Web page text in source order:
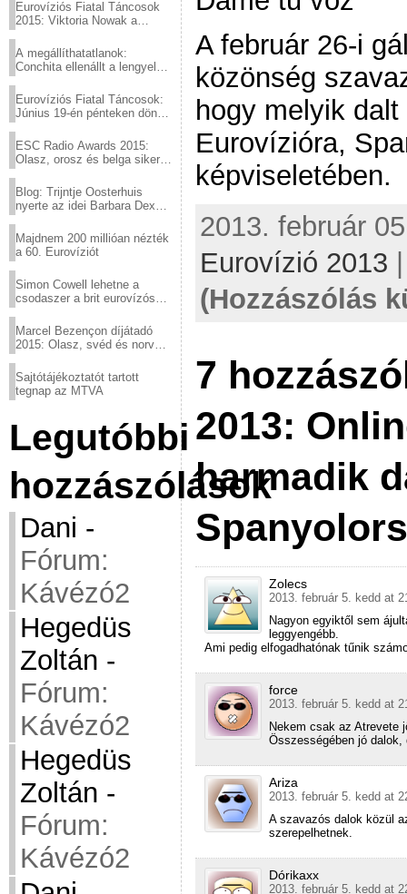
Eurovíziós Fiatal Táncosok
2015: Viktoria Nowak a
A megállíthatatlanok:
Conchita ellenállt a lengyel
Eurovíziós Fiatal Táncosok:
Június 19-én pénteken döntő
ESC Radio Awards 2015:
Olasz, orosz és belga siker,
Blog: Trijntje Oosterhuis
nyerte az idei Barbara Dex
Majdnem 200 millióan nézték
a 60. Eurovíziót
Simon Cowell lehetne a
csodaszer a brit eurovízós
Marcel Bezençon díjátadó
2015: Olasz, svéd és norvég
Sajtótájékoztatót tartott
tegnap az MTVA
Legutóbbi
hozzászólások
Dani -
Fórum:
Kávézó2
Hegedüs
Zoltán -
Fórum:
Kávézó2
Hegedüs
Zoltán -
Fórum:
Kávézó2
A február 26-i
közönség
hogy melyik
Eurovízióra,
képviseletében.
2013. február
Eurovízió 2013
(Hozzászólás
7
2013:
harmadik
Zolecs
2013. február 5. kedd at
Nagyon egyiktől sem
leggyengébb.
Ami pedig elfogadhatónak tűnik
force
2013. február 5. kedd at
Nekem csak az Atrevete
Összességében jó
Ariza
2013. február 5. kedd at
A szavazós dalok közül
szerepelhetnek.
Dórikaxx
2013. február 5. kedd at